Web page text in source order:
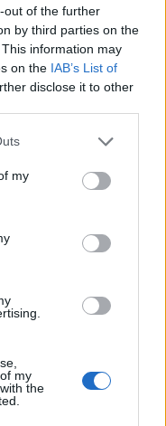
out of the further
by third parties on the
information may
on the IAB’s List of
disclose it to other
my
my
the